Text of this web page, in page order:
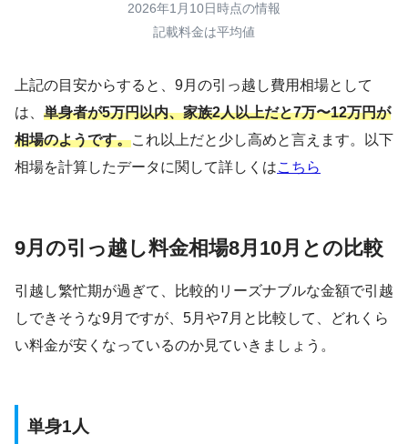
2026年1月10日時点の情報
記載料金は平均値
上記の目安からすると、9月の引っ越し費用相場として
は、 単身者が5万円以内、家族2人以上だと7万〜12万円が
相場のようです。これ以上だと少し高めと言えます。以下
相場を計算したデータに関して詳しくはこちら
9月の引っ越し料金相場8月10月との比較
引越し繁忙期が過ぎて、比較的リーズナブルな金額で引越
しできそうな9月ですが、5月や7月と比較して、どれくら
い料金が安くなっているのか見ていきましょう。
単身1人